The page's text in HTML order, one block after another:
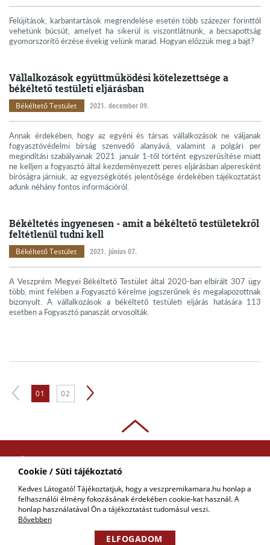
Cookie / Süti tájékoztató
Kedves Látogató! Tájékoztatjuk, hogy a veszpremikamara.hu honlap a
felhasználói élmény fokozásának érdekében cookie-kat használ. A
honlap használatával Ön a tájékoztatást tudomásul veszi.
Bővebben
ELFOGADOM
Felújítások, karbantartások megrendelése esetén több százezer forinttól
vehetünk búcsút, amelyet ha sikerül is viszontlátnunk, a becsapottság
gyomorszorító érzése évekig velünk marad. Hogyan előzzük meg a bajt?
Vállalkozások együttműködési kötelezettsége a
békéltető testületi eljárásban
Békéltető Testület 2021. december 09.
Annak érdekében, hogy az egyéni és társas vállalkozások ne váljanak
fogyasztóvédelmi bírság szenvedő alanyává, valamint a polgári per
megindítási szabályainak 2021. január 1-től történt egyszerűsítése miatt
ne kelljen a fogyasztó által kezdeményezett peres eljárásban alperesként
bíróságra járniuk, az egyezségkötés jelentősége érdekében tájékoztatást
adunk néhány fontos információról.
Békéltetés ingyenesen - amit a békéltető testületekről
feltétlenül tudni kell
Békéltető Testület 2021. június 07.
A Veszprém Megyei Békéltető Testület által 2020-ban elbírált 307 ügy
több, mint felében a Fogyasztó kérelme jogszerűnek és megalapozottnak
bizonyult. A vállalkozások a békéltető testületi eljárás hatására 113
esetben a Fogyasztó panaszát orvosolták.
01 02
COPYRIGHT © 2018 - 2026 VKIK. |
ALL RIGHTS RESERVED! DESIGNED &
POWERED BY
KAPCSOLAT